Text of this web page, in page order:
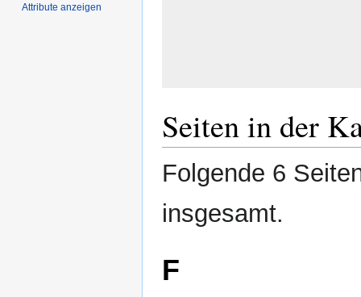
Seiten in der
Folgende 6
insgesamt.
F
Attribute anzeigen